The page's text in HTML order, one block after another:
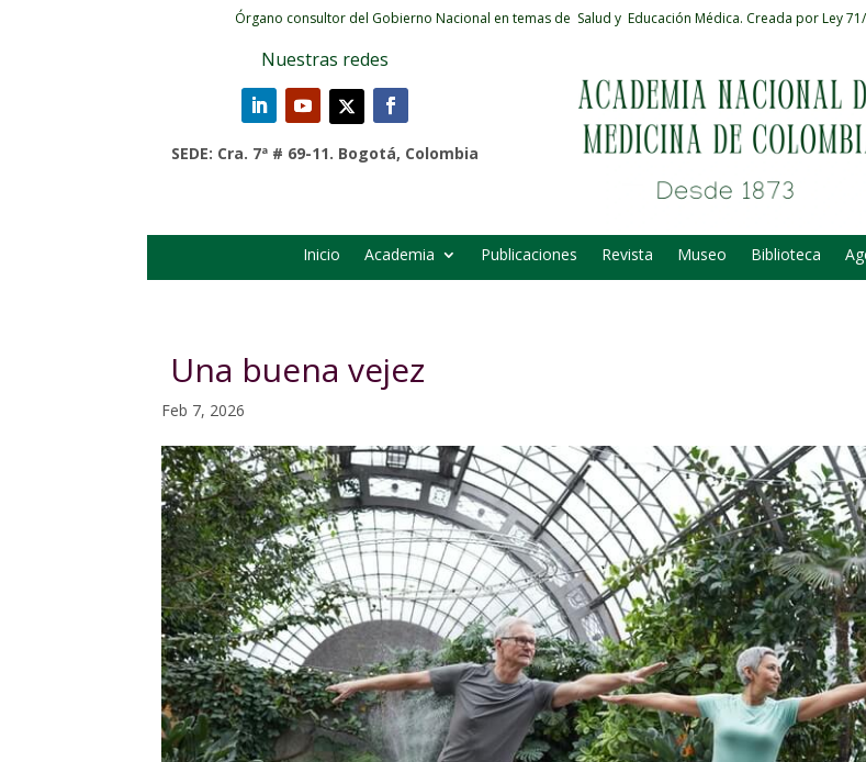
Órgano consultor del Gobierno Nacional en temas de Salud y Educación Médica. Creada por Ley
Nuestras redes
SEDE: Cra. 7ª # 69-11. Bogotá, Colombia
Inicio Academia Publicaciones Revista Museo Biblioteca
Una buena vejez
Feb 7, 2026